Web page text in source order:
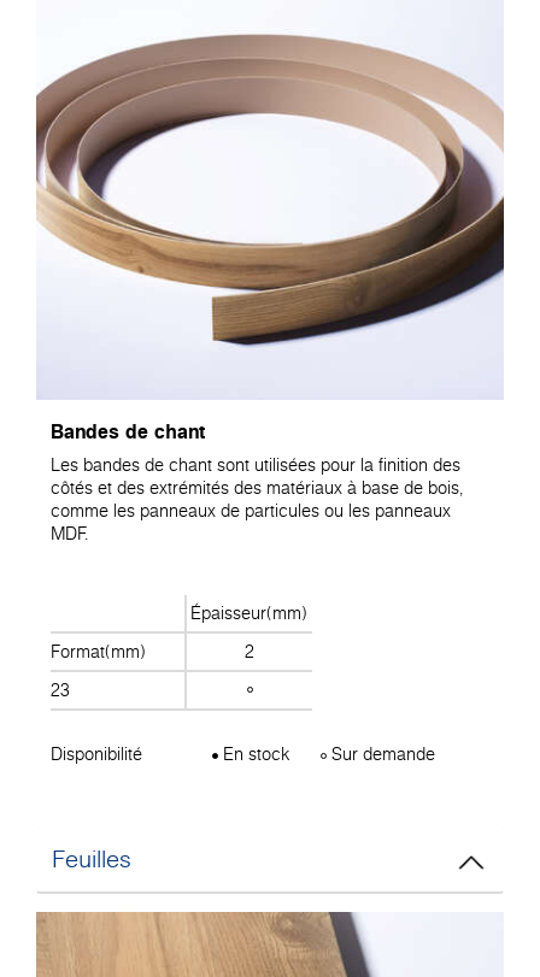
Bandes de chant
Les bandes de chant sont utilisées pour la finition des
côtés et des extrémités des matériaux à base de bois,
comme les panneaux de particules ou les panneaux
MDF.
Épaisseur(mm)
Format(mm)
2
23
Disponibilité En stock Sur demande
Feuilles